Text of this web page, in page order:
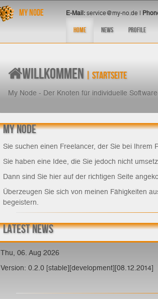
My Node E-Mail: service@my-no.de |
Home News Profile
Willkommen | Startseite
My Node - Der Knoten für individuelle
My Node
Sie suchen einen Freelancer, der Sie bei Ihrem
Sie haben eine Idee, die Sie jedoch nicht
Dann sind Sie hier auf der richtigen Seite
Überzeugen Sie sich von meinen Fähigkeiten
begeistern.
Latest News
Thu, 06. Aug 2026
Version: 0.2.0 [stable][development][08.12.2014]